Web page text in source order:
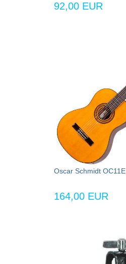
92,00 EUR
Oscar Schmidt OC11E
164,00 EUR